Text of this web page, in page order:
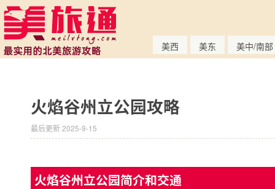
美西 美东 美中/南部
火焰谷州立公园攻略
最后更新 2025-9-15
火焰谷州立公园简介和交通